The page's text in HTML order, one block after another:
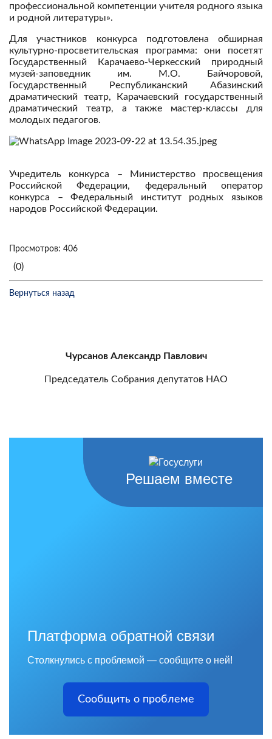
профессиональной компетенции учителя родного языка
и родной литературы».
Для участников конкурса подготовлена обширная
культурно-просветительская программа: они посетят
Государственный Карачаево-Черкесский природный
музей-заповедник им. М.О. Байчоровой,
Государственный Республиканский Абазинский
драматический театр, Карачаевский государственный
драматический театр, а также мастер-классы для
молодых педагогов.
Учредитель конкурса – Министерство просвещения
Российской Федерации, федеральный оператор
конкурса – Федеральный институт родных языков
народов Российской Федерации.
Просмотров: 406
(0)
Вернуться назад
Чурсанов Александр Павлович
Председатель Собрания депутатов НАО
Решаем вместе
Платформа обратной связи
Столкнулись с проблемой — сообщите о ней!
Сообщить о проблеме